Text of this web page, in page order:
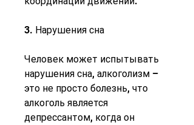
3. Нарушения сна
Человек может испытывать
нарушения сна, алкоголизм –
это не просто болезнь, что
алкоголь является
депрессантом, когда он